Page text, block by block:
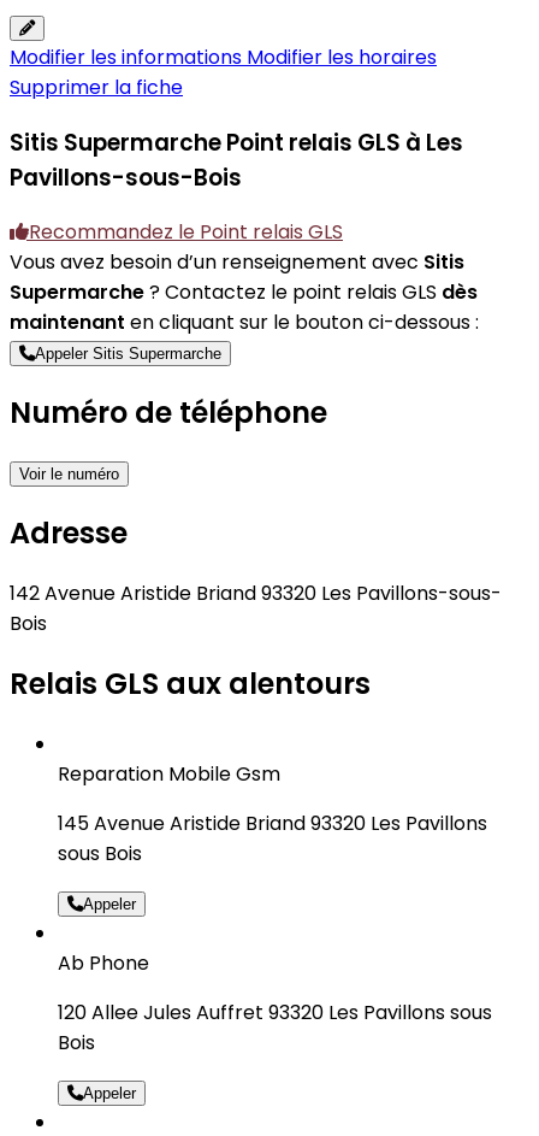
Modifier les informations Modifier les horaires
Supprimer la fiche
Sitis SupermarchePoint relais GLS à Les
Pavillons-sous-Bois
Recommandez le Point relais GLS
Vous avez besoin d’un renseignement avec Sitis
Supermarche? Contactez le point relais GLS dès
maintenant en cliquant sur le bouton ci-dessous :
Appeler Sitis Supermarche
Numéro de téléphone
Voir le numéro
Adresse
142 Avenue Aristide Briand 93320 Les Pavillons-sous-
Bois
Relais GLS aux alentours
Reparation Mobile Gsm
145 Avenue Aristide Briand 93320 Les Pavillons
sous Bois
Appeler
Ab Phone
120 Allee Jules Auffret 93320 Les Pavillons sous
Bois
Appeler